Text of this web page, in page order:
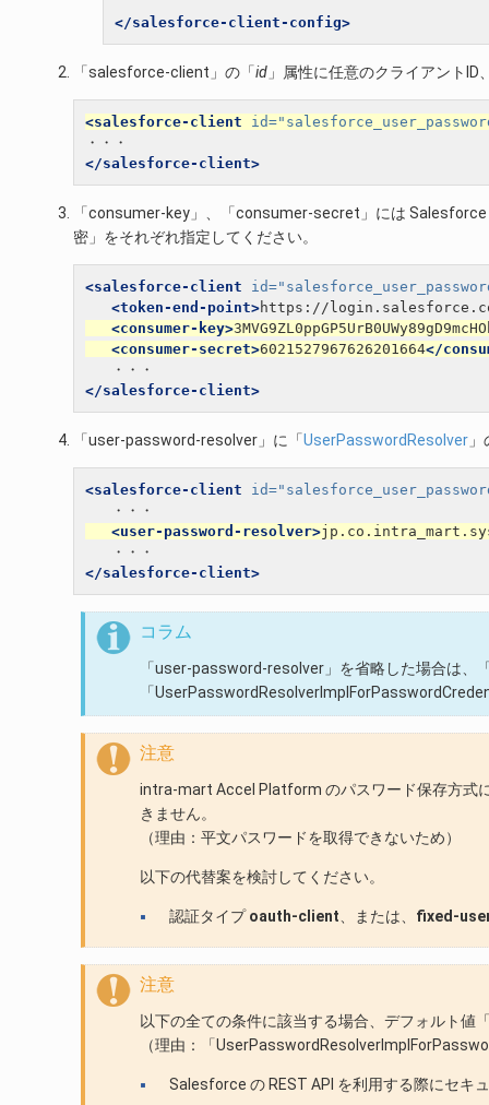
</salesforce-client-config>
「salesforce-client」の「id 」属性に任意のクライアントID
<salesforce-client id=
</salesforce-client>
「consumer-key」、「consumer-secret」には Salesforce
密」をそれぞれ指定してください。
<salesforce-client id=
<token-end-point>https://
<consumer-key>
<consumer-secret>6021527967626201664</
</salesforce-client>
「user-password-resolver」に「UserPasswordResolver
<salesforce-client id=
<user-password-resolver>
</salesforce-client>
コラム
「user-password-resolver」を省略した場合は
「
注意
intra-mart Accel Platform のパスワード保存方式
きません。
（理由：平文パスワードを取得できないため）
以下の代替案を検討してください。
認証タイプoauth-client 、または、 fixed-
注意
以下の全ての条件に該当する場合、デフォルト
（理由：「
Salesforce の REST API を利用する際にセキ